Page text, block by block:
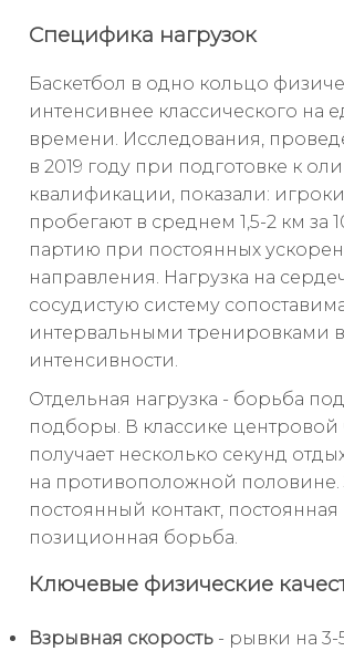
Специфика нагрузок
Баскетбол в одно кольцо
интенсивнее классического на
времени. Исследования,
в 2019 году при подготовке к
квалификации, показали:
пробегают в среднем 1,5-2 км за
партию при постоянных
направления. Нагрузка на
сосудистую систему
интервальными тренировками
интенсивности.
Отдельная нагрузка - борьба
подборы. В классике центровой
получает несколько секунд
на противоположной половине.
постоянный контакт, постоянная
позиционная борьба.
Ключевые физические
Взрывная скорость - рывки на 3-